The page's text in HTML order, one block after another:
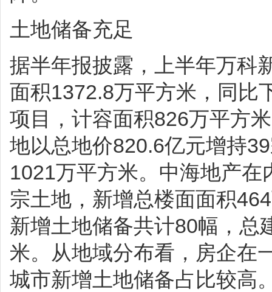
土地储备充足
据半年报披露，上半年万科
面积1372.8万平方米，同比
项目，计容面积826万平方
地以总地价820.6亿元增持
1021万平方米。中海地产
宗土地，新增总楼面面积
新增土地储备共计80幅，总
米。从地域分布看，房企在
城市新增土地储备占比较高